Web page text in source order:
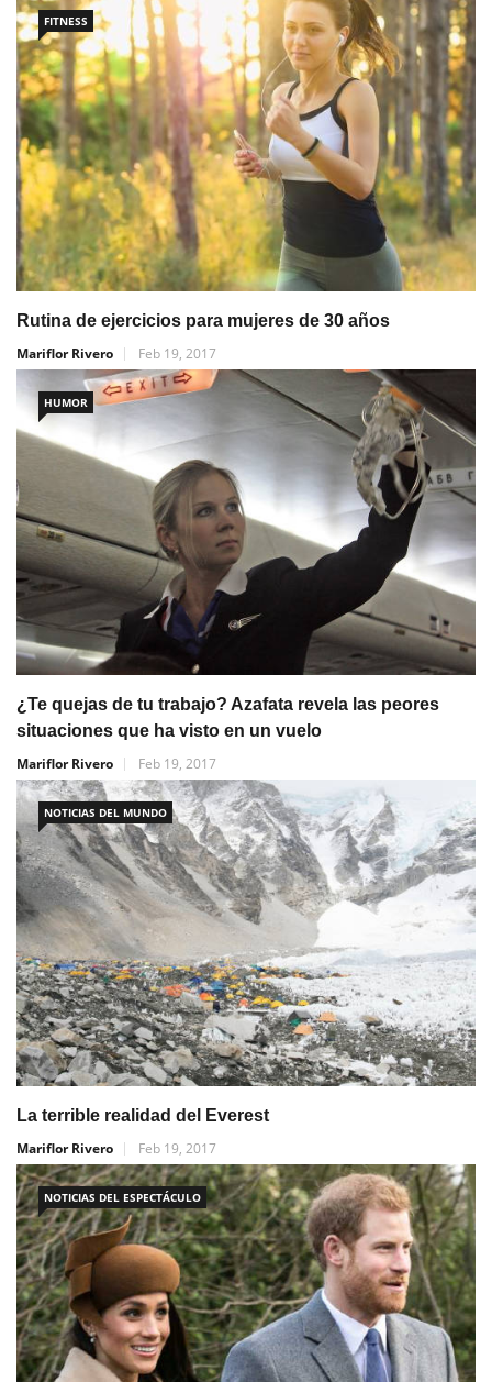
FITNESS
Rutina de ejercicios para mujeres de 30 años
Mariflor Rivero
Feb 19, 2017
HUMOR
¿Te quejas de tu trabajo? Azafata revela las peores
situaciones que ha visto en un vuelo
Mariflor Rivero
Feb 19, 2017
NOTICIAS DEL MUNDO
La terrible realidad del Everest
Mariflor Rivero
Feb 19, 2017
NOTICIAS DEL ESPECTÁCULO